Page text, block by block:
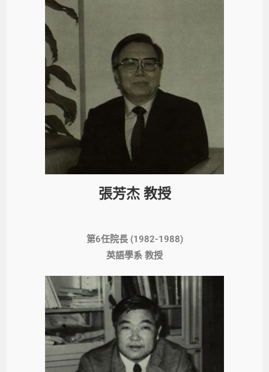
張芳杰 教授
第6任院長 (1982-1988)
英語學系 教授